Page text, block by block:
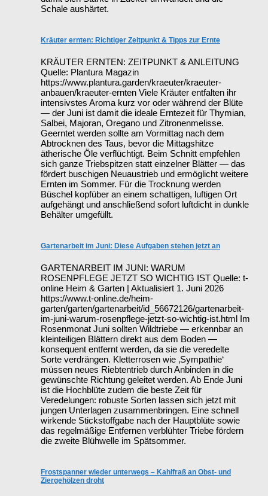
Schale aushärtet.
Kräuter ernten: Richtiger Zeitpunkt & Tipps zur Ernte
KRÄUTER ERNTEN: ZEITPUNKT & ANLEITUNG
Quelle: Plantura Magazin
https://www.plantura.garden/kraeuter/kraeuter-
anbauen/kraeuter-ernten Viele Kräuter entfalten ihr
intensivstes Aroma kurz vor oder während der Blüte
— der Juni ist damit die ideale Erntezeit für Thymian,
Salbei, Majoran, Oregano und Zitronenmelisse.
Geerntet werden sollte am Vormittag nach dem
Abtrocknen des Taus, bevor die Mittagshitze
ätherische Öle verflüchtigt. Beim Schnitt empfehlen
sich ganze Triebspitzen statt einzelner Blätter — das
fördert buschigen Neuaustrieb und ermöglicht weitere
Ernten im Sommer. Für die Trocknung werden
Büschel kopfüber an einem schattigen, luftigen Ort
aufgehängt und anschließend sofort luftdicht in dunkle
Behälter umgefüllt.
Gartenarbeit im Juni: Diese Aufgaben stehen jetzt an
GARTENARBEIT IM JUNI: WARUM
ROSENPFLEGE JETZT SO WICHTIG IST Quelle: t-
online Heim & Garten | Aktualisiert 1. Juni 2026
https://www.t-online.de/heim-
garten/garten/gartenarbeit/id_56672126/gartenarbeit-
im-juni-warum-rosenpflege-jetzt-so-wichtig-ist.html Im
Rosenmonat Juni sollten Wildtriebe — erkennbar an
kleinteiligen Blättern direkt aus dem Boden —
konsequent entfernt werden, da sie die veredelte
Sorte verdrängen. Kletterrosen wie ‚Sympathie‘
müssen neues Riebtentrieb durch Anbinden in die
gewünschte Richtung geleitet werden. Ab Ende Juni
ist die Hochblüte zudem die beste Zeit für
Veredelungen: robuste Sorten lassen sich jetzt mit
jungen Unterlagen zusammenbringen. Eine schnell
wirkende Stickstoffgabe nach der Hauptblüte sowie
das regelmäßige Entfernen verblühter Triebe fördern
die zweite Blühwelle im Spätsommer.
Frostspanner wieder unterwegs – Kahlfraß an Obst- und
Ziergehölzen droht